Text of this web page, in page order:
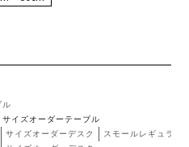
ル
サイズオーダーテーブル
サイズオーダーデスク
スモールレギュラー